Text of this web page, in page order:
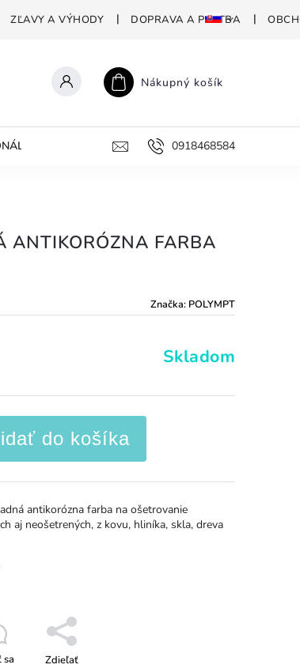
ZĽAVY A VÝHODY DOPRAVA A PLATBA
Nákupný košík
DEZINFEKCIA PREČO POLYMPT?
0918468584
ANTIKORÓZNA FARBA
Značka: POLYMPT
Skladom
do košíka
antikorózna farba na ošetrovanie
aj neošetrených, z kovu, hliníka, skla, dreva
Zdieľať